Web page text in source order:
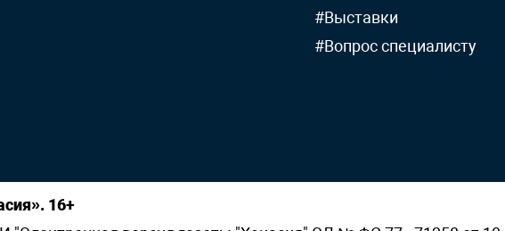
#Выставки
#Вопрос специалисту
16+